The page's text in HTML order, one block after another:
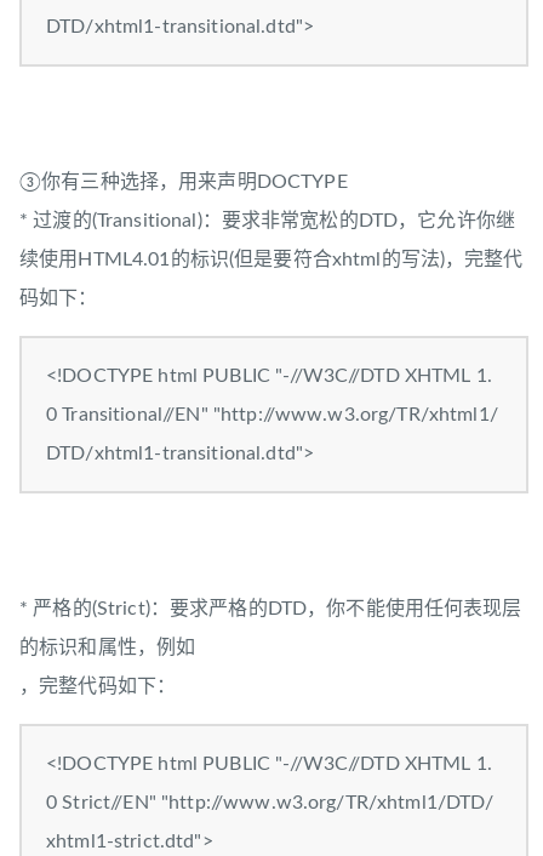
DTD/xhtml1-transitional.dtd">
③你有三种选择，用来声明DOCTYPE
* 过渡的(Transitional)：要求非常宽松的DTD，它允许你继
续使用HTML4.01的标识(但是要符合xhtml的写法)，完整代
码如下：
<!DOCTYPE html PUBLIC "-//W3C//DTD XHTML 1.
0 Transitional//EN" "http://www.w3.org/TR/xhtml1/
DTD/xhtml1-transitional.dtd">
* 严格的(Strict)：要求严格的DTD，你不能使用任何表现层
的标识和属性，例如
，完整代码如下：
<!DOCTYPE html PUBLIC "-//W3C//DTD XHTML 1.
0 Strict//EN" "http://www.w3.org/TR/xhtml1/DTD/
xhtml1-strict.dtd">